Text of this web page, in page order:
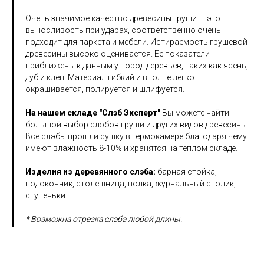
Очень значимое качество древесины груши — это
выносливость при ударах, соответственно очень
подходит для паркета и мебели. Истираемость грушевой
древесины высоко оценивается. Ее показатели
приближены к данным у пород деревьев, таких как ясень,
дуб и клен. Материал гибкий и вполне легко
окрашивается, полируется и шлифуется.
На нашем складе "Слэб Эксперт" Вы можете найти
большой выбор слэбов груши и других видов древесины.
Все слэбы прошли сушку в термокамере благодаря чему
имеют влажность 8-10% и хранятся на тёплом складе.
Изделия из деревянного слэба: барная стойка,
подоконник, столешница, полка, журнальный столик,
ступеньки.
* Возможна отрезка слэба любой длины.